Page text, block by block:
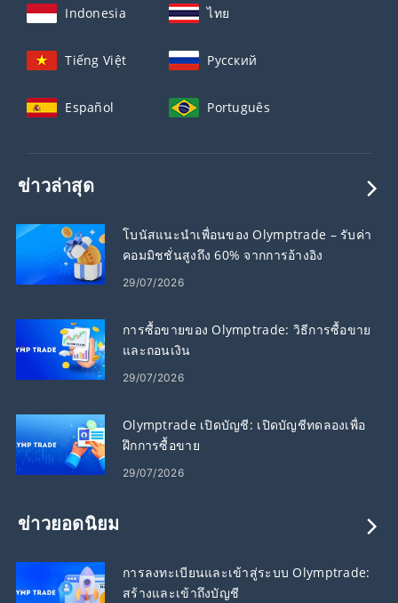
Indonesia ไทย
Tiếng Việt Русский
Español Português
ข่าวล่าสุด
โบนัสแนะนำเพื่อนของ Olymptrade – รับค่า
คอมมิชชั่นสูงถึง 60% จากการอ้างอิง
29/07/2026
การซื้อขายของ Olymptrade: วิธีการซื้อขาย
และถอนเงิน
29/07/2026
Olymptrade เปิดบัญชี: เปิดบัญชีทดลองเพื่อ
ฝึกการซื้อขาย
29/07/2026
ข่าวยอดนิยม
การลงทะเบียนและเข้าสู่ระบบ Olymptrade:
สร้างและเข้าถึงบัญชี